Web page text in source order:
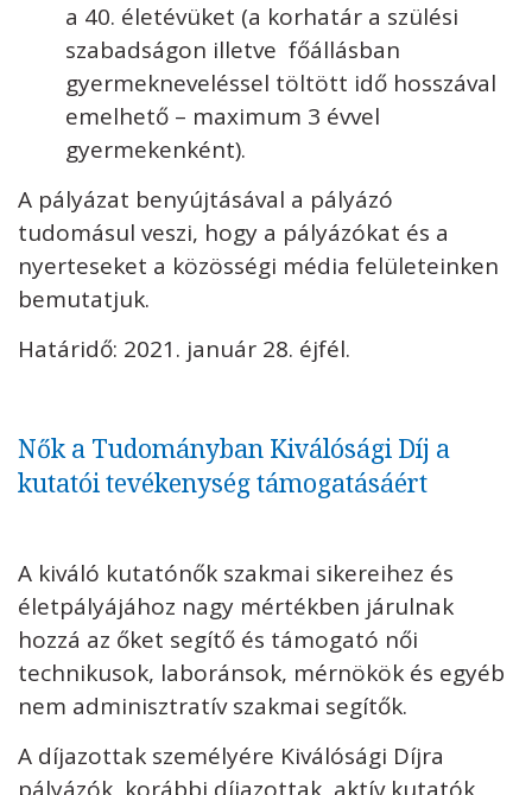
a 40. életévüket (a korhatár a szülési
szabadságon illetve főállásban
gyermekneveléssel töltött idő hosszával
emelhető – maximum 3 évvel
gyermekenként).
A pályázat benyújtásával a pályázó
tudomásul veszi, hogy a pályázókat és a
nyerteseket a közösségi média felületeinken
bemutatjuk.
Határidő: 2021. január 28. éjfél.
Nők a Tudományban Kiválósági Díj a
kutatói tevékenység támogatásáért
A kiváló kutatónők szakmai sikereihez és
életpályájához nagy mértékben járulnak
hozzá az őket segítő és támogató női
technikusok, laboránsok, mérnökök és egyéb
nem adminisztratív szakmai segítők.
A díjazottak személyére Kiválósági Díjra